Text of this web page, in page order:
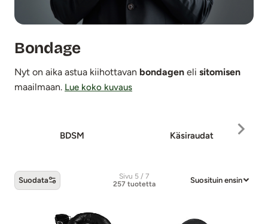
Bondage
Nyt on aika astua kiihottavan bondagen eli sitomisen
maailmaan. Lue koko kuvaus
BDSM Käsiraudat
Suodata
Sivu 5 / 7
257 tuotetta
Suosituin ensin
Bondage -tuotteet